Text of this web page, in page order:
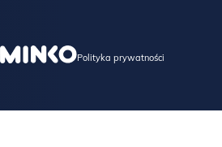
Polityka prywatności